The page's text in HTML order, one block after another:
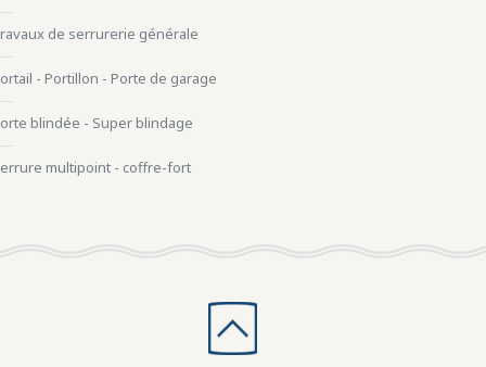
de serrurerie générale
- Portillon - Porte de garage
blindée - Super blindage
multipoint - coffre-fort